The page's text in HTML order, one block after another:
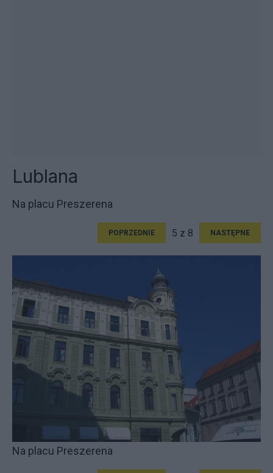
Lublana
Na placu Preszerena
POPRZEDNIE 5 z 8 NASTĘPNE
Na placu Preszerena